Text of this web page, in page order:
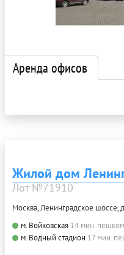
Аренда офисов
Жилой дом
Лот №71910
Москва, Ленинградское шоссе,
м. Войковская 14 мин. пешком
м. Водный стадион 17 мин.